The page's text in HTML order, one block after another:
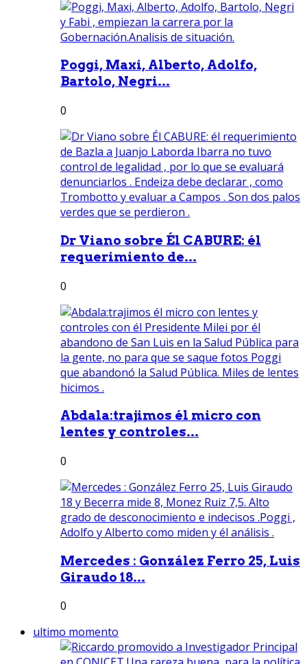
Poggi, Maxi, Alberto, Adolfo,
Bartolo, Negri...
0
Dr Viano sobre Él CABURE: él
requerimiento de...
0
Abdala:trajimos él micro con
lentes y controles...
0
Mercedes : González Ferro 25, Luis
Giraudo 18...
0
ultimo momento